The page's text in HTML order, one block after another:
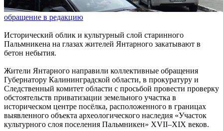
обращение в редакцию
Исторический облик и культурный слой старинного
Пальмникена на глазах жителей Янтарного закатывают в
бетон небытия.
Жители Янтарного направили коллективные обращения
Губернатору Калининградской области, в прокуратуру и
Следственный комитет области с просьбой провести проверку
обстоятельств приватизации земельного участка в
историческом центре посёлка, расположенного в границах
выявленного объекта археологического наследия «Участок
культурного слоя поселения Пальмникен» XVII–XIX веков.